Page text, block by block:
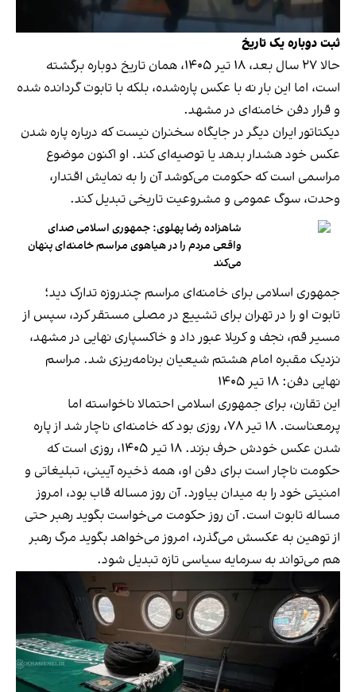
ثبت دوباره یک تاریخ
حالا ۲۷ سال بعد، ۱۸ تیر ۱۴۰۵، همان تاریخ دوباره برگشته
است، اما این بار نه با عکس پاره‌شده، بلکه با تابوت گردانده شده
و قرار دفن خامنه‌ای در مشهد.
دیکتاتور ایران دیگر در جایگاه سخنران نیست که درباره پاره شدن
عکس خود هشدار بدهد یا توصیه‌ای کند. او اکنون موضوع
مراسمی است که حکومت می‌کوشد آن را به نمایش اقتدار،
وحدت، سوگ عمومی و مشروعیت تاریخی تبدیل کند.
شاهزاده رضا پهلوی: جمهوری اسلامی صدای
واقعی مردم را در هیاهوی مراسم خامنه‌ای پنهان
می‌کند
جمهوری اسلامی برای خامنه‌ای مراسم چندروزه تدارک دید؛
تابوت او را در تهران برای تشییع در مصلی مستقر کرد، سپس از
مسیر قم، نجف و کربلا عبور داد و خاکسپاری نهایی در مشهد،
نزدیک مقبره امام هشتم شیعیان برنامه‌ریزی شد. مراسم
نهایی دفن: ۱۸ تیر ۱۴۰۵
این تقارن، برای جمهوری اسلامی احتمالا ناخواسته اما
پر‌معناست. ۱۸ تیر ۷۸، روزی بود که خامنه‌ای ناچار شد از پاره
شدن عکس خودش حرف بزند. ۱۸ تیر ۱۴۰۵، روزی است که
حکومت ناچار است برای دفن او، همه ذخیره آیینی، تبلیغاتی و
امنیتی خود را به میدان بیاورد. آن روز مساله قاب بود، امروز
مساله تابوت است. آن روز حکومت می‌خواست بگوید رهبر حتی
از توهین به عکسش می‌گذرد، امروز می‌خواهد بگوید مرگ رهبر
هم می‌تواند به سرمایه سیاسی تازه تبدیل شود.